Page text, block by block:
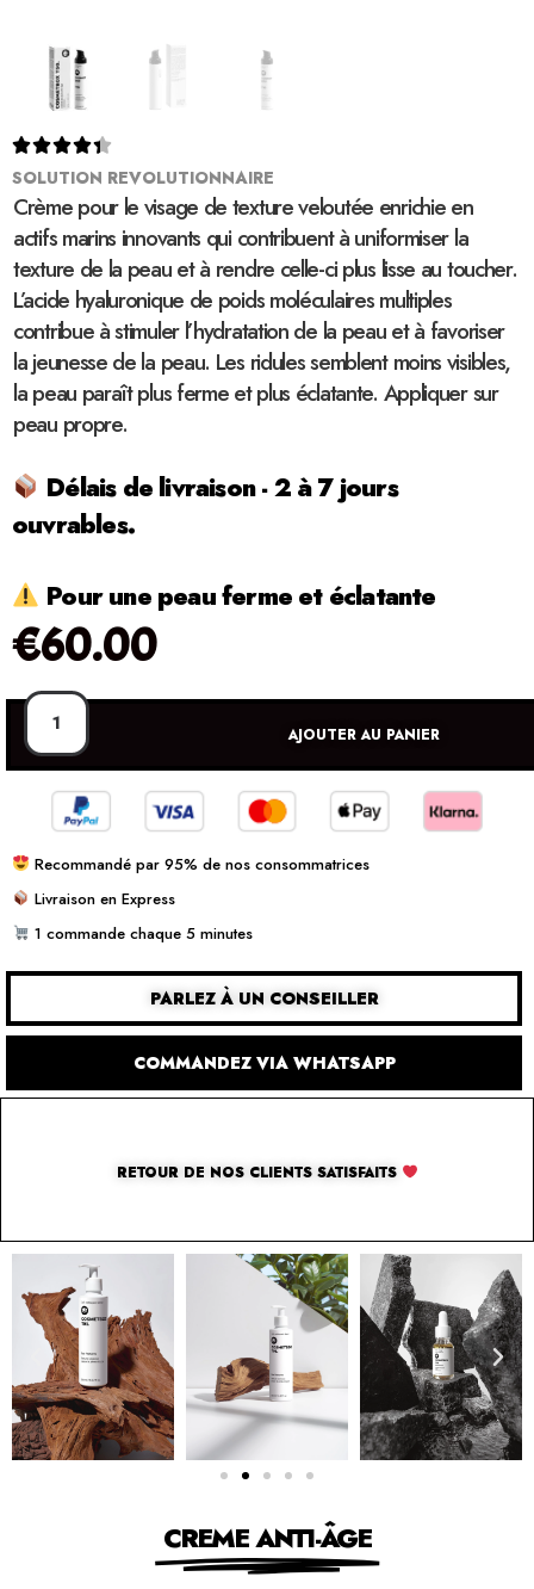

SOLUTION REVOLUTIONNAIRE
Crème pour le visage de texture veloutée enrichie en
actifs marins innovants qui contribuent à uniformiser la
texture de la peau et à rendre celle-ci plus lisse au toucher.
L’acide hyaluronique de poids moléculaires multiples
contribue à stimuler l’hydratation de la peau et à favoriser
la jeunesse de la peau. Les ridules semblent moins visibles,
la peau paraît plus ferme et plus éclatante. Appliquer sur
peau propre.
Délais de livraison - 2 à 7 jours
ouvrables.
Pour une peau ferme et éclatante
€60.00
AJOUTER AU PANIER
Recommandé par 95% de nos consommatrices
Livraison en Express
1 commande chaque 5 minutes
PARLEZ À UN CONSEILLER
COMMANDEZ VIA WHATSAPP
RETOUR DE NOS CLIENTS SATISFAITS
CREME ANTI-ÂGE